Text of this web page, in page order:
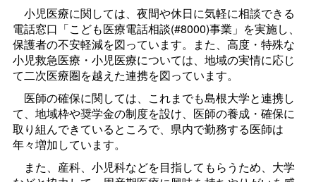
小児医療に関しては、夜間や休日に気軽に相談できる
電話窓口「こども医療電話相談(#8000)事業」を実施し、
保護者の不安軽減を図っています。また、高度・特殊な
小児救急医療・小児医療については、地域の実情に応じ
て二次医療圏を越えた連携を図っています。
医師の確保に関しては、これまでも島根大学と連携し
て、地域枠や奨学金の制度を設け、医師の養成・確保に
取り組んできているところで、県内で勤務する医師は
年々増加しています。
また、産科、小児科などを目指してもらうため、大学